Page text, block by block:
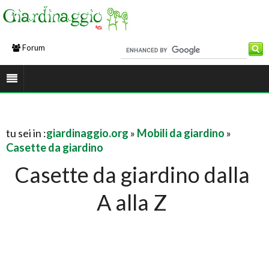
Forum
tu sei in :giardinaggio.org » Mobili da giardino »
Casette da giardino
Casette da giardino dalla
A alla Z